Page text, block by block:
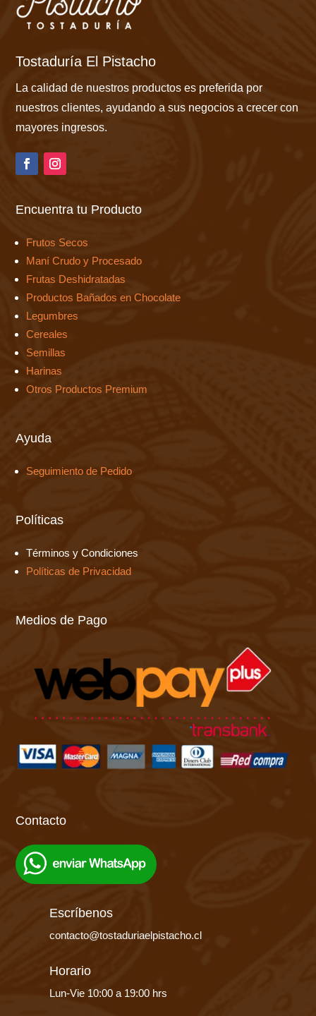
Tostaduría El Pistacho
La calidad de nuestros productos es preferida por
nuestros clientes, ayudando a sus negocios a crecer con
mayores ingresos.
Encuentra tu Producto
Frutos Secos
Maní Crudo y Procesado
Frutas Deshidratadas
Productos Bañados en Chocolate
Legumbres
Cereales
Semillas
Harinas
Otros Productos Premium
Ayuda
Seguimiento de Pedido
Políticas
Términos y Condiciones
Políticas de Privacidad
Medios de Pago
Contacto
Escríbenos
contacto@tostaduriaelpistacho.cl
Horario
Lun-Vie 10:00 a 19:00 hrs